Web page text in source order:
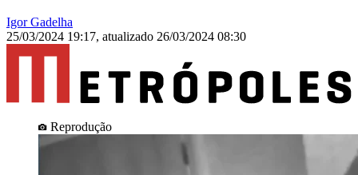
Igor Gadelha
25/03/2024 19:17, atualizado 26/03/2024 08:30
Reprodução